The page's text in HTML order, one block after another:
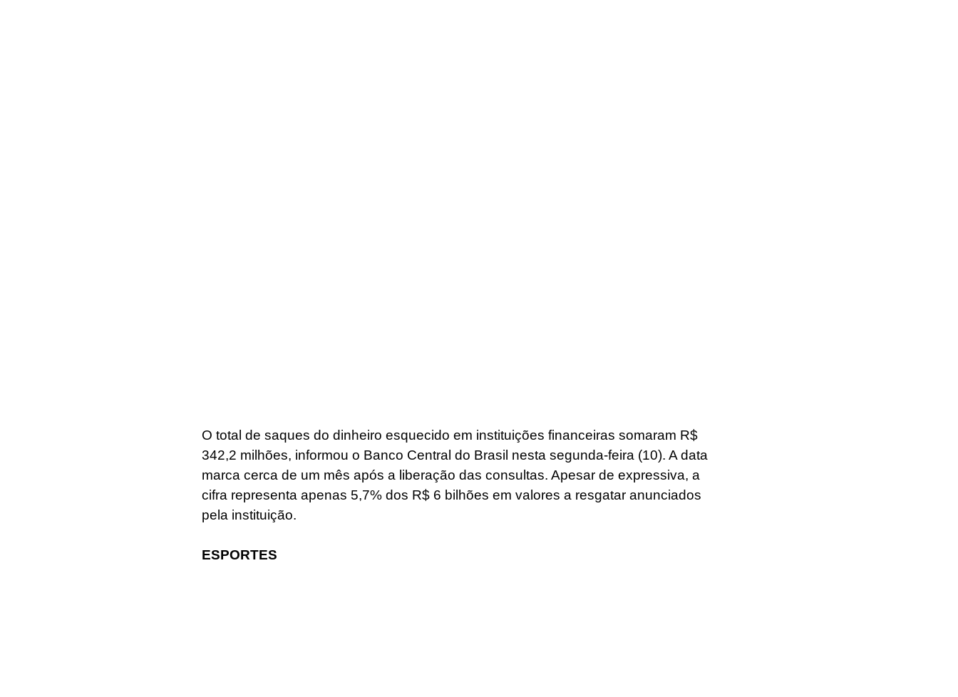
O total de saques do dinheiro esquecido em instituições financeiras somaram R$
342,2 milhões, informou o Banco Central do Brasil nesta segunda-feira (10). A data
marca cerca de um mês após a liberação das consultas. Apesar de expressiva, a
cifra representa apenas 5,7% dos R$ 6 bilhões em valores a resgatar anunciados
pela instituição.
ESPORTES